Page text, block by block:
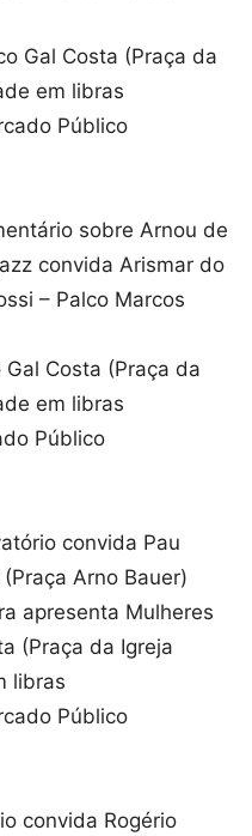
Gal Costa (Praça da
em libras
Público
sobre Arnou de
convida Arismar do
– Palco Marcos
Costa (Praça da
em libras
Público
convida Pau
Arno Bauer)
apresenta Mulheres
(Praça da Igreja
libras
Público
convida Rogério